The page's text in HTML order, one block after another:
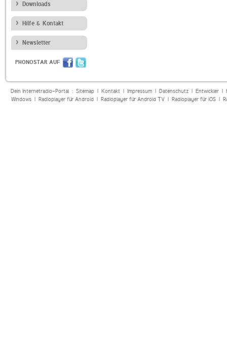
Downloads
Hilfe & Kontakt
Newsletter
PHONOSTAR AUF
Dein Internetradio-Portal : Sitemap| Kontakt| Impressum| Datenschutz| Entwickler|
Windows| Radioplayer für Android| Radioplayer für Android TV| Radioplayer für iOS|